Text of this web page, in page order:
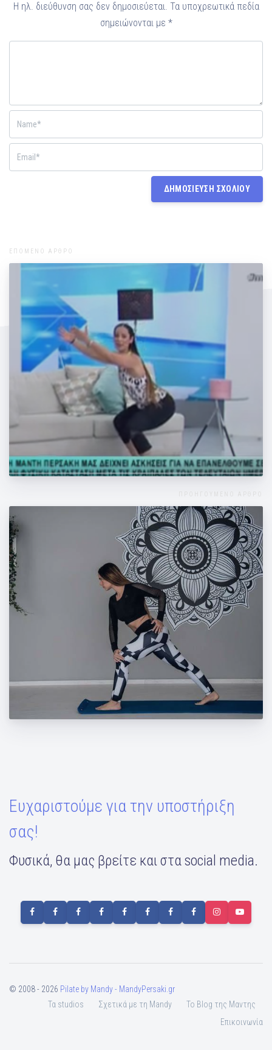
Η ηλ. διεύθυνση σας δεν δημοσιεύεται. Τα υποχρεωτικά πεδία
σημειώνονται με *
ΕΠΟΜΕΝΟ ΑΡΘΡΟ
Η Μάντη μας "Με το καλημέρα"
Γυμναστείτε για να διατηρήσετε το βάρος
σας μέσα στις γιορτές του Πάσχα
Ευχαριστούμε για την υποστήριξη
σας!
Φυσικά, θα μας βρείτε και στα social media.
© 2008 - 2026 Pilate by Mandy - MandyPersaki.gr
Τα studios
Σχετικά με τη Mandy
To Blog της Μαντης
Επικοινωνία